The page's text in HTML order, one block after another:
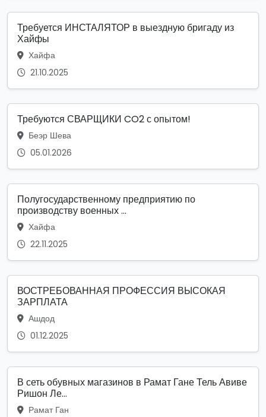
Требуется ИНСТАЛЯТОР в выездную бригаду из
Хайфы
Хайфа
21.10.2025
Требуются СВАРЩИКИ CO2 с опытом!
Беэр Шева
05.01.2026
Полугосударственному предприятию по
производству военных ...
Хайфа
22.11.2025
ВОСТРЕБОВАННАЯ ПРОФЕССИЯ ВЫСОКАЯ
ЗАРПЛАТА
Ашдод
01.12.2025
В сеть обувных магазинов в Рамат Гане Тель Авиве
Ришон Ле...
Рамат Ган